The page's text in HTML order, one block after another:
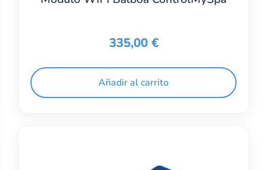
335,00 €
Añadir al carrito